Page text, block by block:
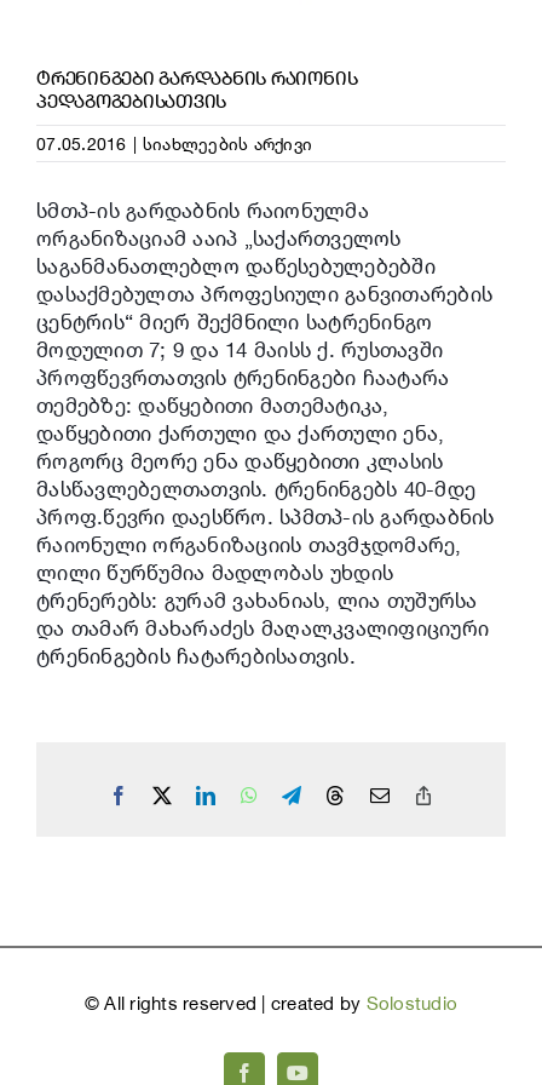
ᲢᲠᲔᲜᲘᲜᲒᲔᲑᲘ ᲒᲐᲠᲓᲐᲑᲜᲘᲡ ᲠᲐᲘᲝᲜᲘᲡ
ᲞᲔᲓᲐᲒᲝᲒᲔᲑᲘᲡᲐᲗᲕᲘᲡ
07.05.2016 | სიახლეების არქივი
სმთპ-ის გარდაბნის რაიონულმა
ორგანიზაციამ ააიპ „საქართველოს
საგანმანათლებლო დაწესებულებებში
დასაქმებულთა პროფესიული განვითარების
ცენტრის“ მიერ შექმნილი სატრენინგო
მოდულით 7; 9 და 14 მაისს ქ. რუსთავში
პროფწევრთათვის ტრენინგები ჩაატარა
თემებზე: დაწყებითი მათემატიკა,
დაწყებითი ქართული და ქართული ენა,
როგორც მეორე ენა დაწყებითი კლასის
მასწავლებელთათვის. ტრენინგებს 40-მდე
პროფ.წევრი დაესწრო. სპმთპ-ის გარდაბნის
რაიონული ორგანიზაციის თავმჯდომარე,
ლილი წურწუმია მადლობას უხდის
ტრენერებს: გურამ ვახანიას, ლია თუშურსა
და თამარ მახარაძეს მაღალკვალიფიციური
ტრენინგების ჩატარებისათვის.
Facebook LinkedInWhatsApp
TelegramThreadsEmail
©All rights reserved | created by Solostudio